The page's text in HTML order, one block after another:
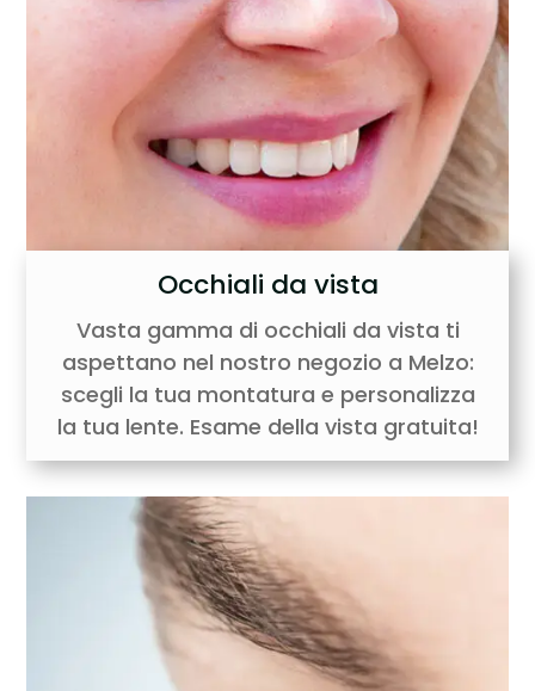
Occhiali da vista
Vasta gamma di occhiali da vista ti
aspettano nel nostro negozio a Melzo:
scegli la tua montatura e personalizza
la tua lente. Esame della vista gratuita!